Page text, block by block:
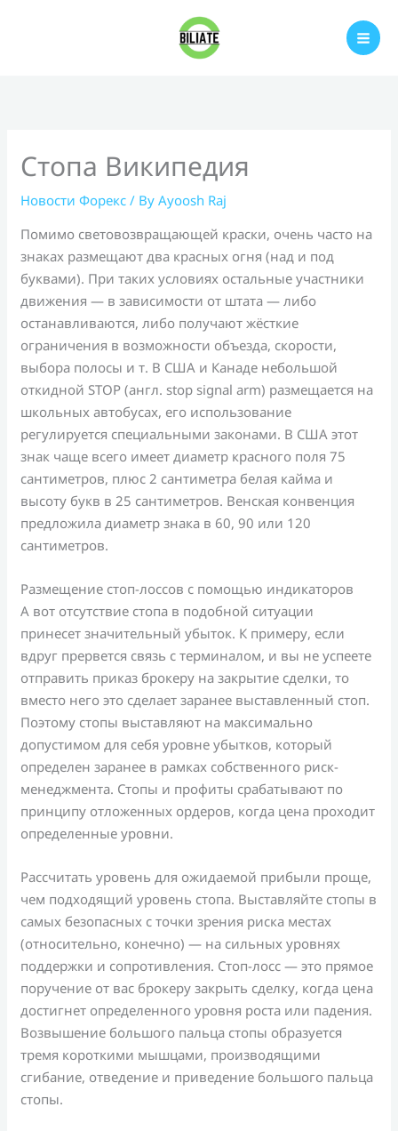
Стопа Википедия
Новости Форекс / ByAyoosh Raj
Помимо световозвращающей краски, очень часто на
знаках размещают два красных огня (над и под
буквами). При таких условиях остальные участники
движения — в зависимости от штата — либо
останавливаются, либо получают жёсткие
ограничения в возможности объезда, скорости,
выбора полосы и т. В США и Канаде небольшой
откидной STOP (англ. stop signal arm) размещается на
школьных автобусах, его использование
регулируется специальными законами. В США этот
знак чаще всего имеет диаметр красного поля 75
сантиметров, плюс 2 сантиметра белая кайма и
высоту букв в 25 сантиметров. Венская конвенция
предложила диаметр знака в 60, 90 или 120
сантиметров.
Размещение стоп-лоссов с помощью индикаторов
А вот отсутствие стопа в подобной ситуации
принесет значительный убыток. К примеру, если
вдруг прервется связь с терминалом, и вы не успеете
отправить приказ брокеру на закрытие сделки, то
вместо него это сделает заранее выставленный стоп.
Поэтому стопы выставляют на максимально
допустимом для себя уровне убытков, который
определен заранее в рамках собственного риск-
менеджмента. Стопы и профиты срабатывают по
принципу отложенных ордеров, когда цена проходит
определенные уровни.
Рассчитать уровень для ожидаемой прибыли проще,
чем подходящий уровень стопа. Выставляйте стопы в
самых безопасных с точки зрения риска местах
(относительно, конечно) — на сильных уровнях
поддержки и сопротивления. Стоп-лосс — это прямое
поручение от вас брокеру закрыть сделку, когда цена
достигнет определенного уровня роста или падения.
Возвышение большого пальца стопы образуется
тремя короткими мышцами, производящими
сгибание, отведение и приведение большого пальца
стопы.